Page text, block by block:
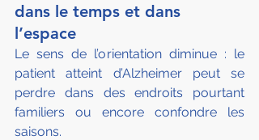
dans le temps et dans
l’espace
Le sens de l’orientation diminue : le
patient atteint d’Alzheimer peut se
perdre dans des endroits pourtant
familiers ou encore confondre les
saisons.